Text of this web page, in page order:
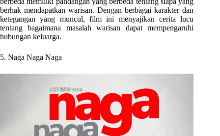
berhak mendapatkan warisan. Dengan berbagai karakter dan
ketegangan yang muncul, film ini menyajikan cerita lucu
tentang bagaimana masalah warisan dapat mempengaruhi
hubungan keluarga.
5. Naga Naga Naga